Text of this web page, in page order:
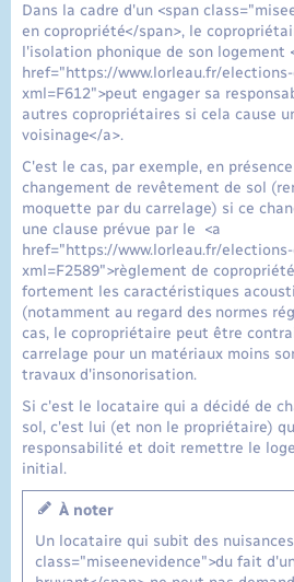
Dans la cadre d'un <span
en copropriété</span>, le
l'isolation phonique de son logement
href="https://www.lorleau.fr/
xml=F612">peut engager sa
autres copropriétaires si cela cause
voisinage</a>.
C'est le cas, par exemple, en
changement de revêtement de sol
moquette par du carrelage) si ce
une clause prévue par le <a
href="https://www.lorleau.fr/
xml=F2589">règlement de
fortement les caractéristiques
(notamment au regard des normes
cas, le copropriétaire peut être
carrelage pour un matériaux moins
travaux d'insonorisation.
Si c'est le locataire qui a décidé de
sol, c'est lui (et non le propriétaire)
responsabilité et doit remettre le
initial.
À noter
Un locataire qui subit des
class="miseenevidence">du fait